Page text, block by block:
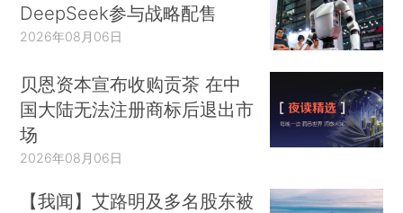
DeepSeek参与战略配售
2026年08月06日
贝恩资本宣布收购贡茶 在中
国大陆无法注册商标后退出市
场
2026年08月06日
【我闻】艾路明及多名股东被